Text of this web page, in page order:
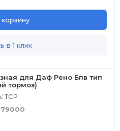
в 1 клик
для Даф Рено Бпв тип
тормоз)
ТСР